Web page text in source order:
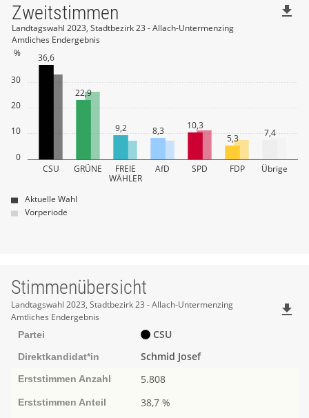
0
10
20
30
%
CSU GRÜNE FREIE
WÄHLER
AfD SPD FDP Übrige
36,6
22,9
9,2 8,3
10,3
5,3
7,4
Zweitstimmen
Landtagswahl 2023, Stadtbezirk 23 - Allach-Untermenzing
Amtliches Endergebnis
Aktuelle Wahl
Vorperiode
file_download
Stimmenübersicht
Stimmenübersicht
Landtagswahl 2023, Stadtbezirk 23 - Allach-Untermenzing
Amtliches Endergebnis
file_download
Partei CSU
Direktkandidat*in Schmid Josef
Erststimmen Anzahl 5.808
Erststimmen Anteil 38,7 %